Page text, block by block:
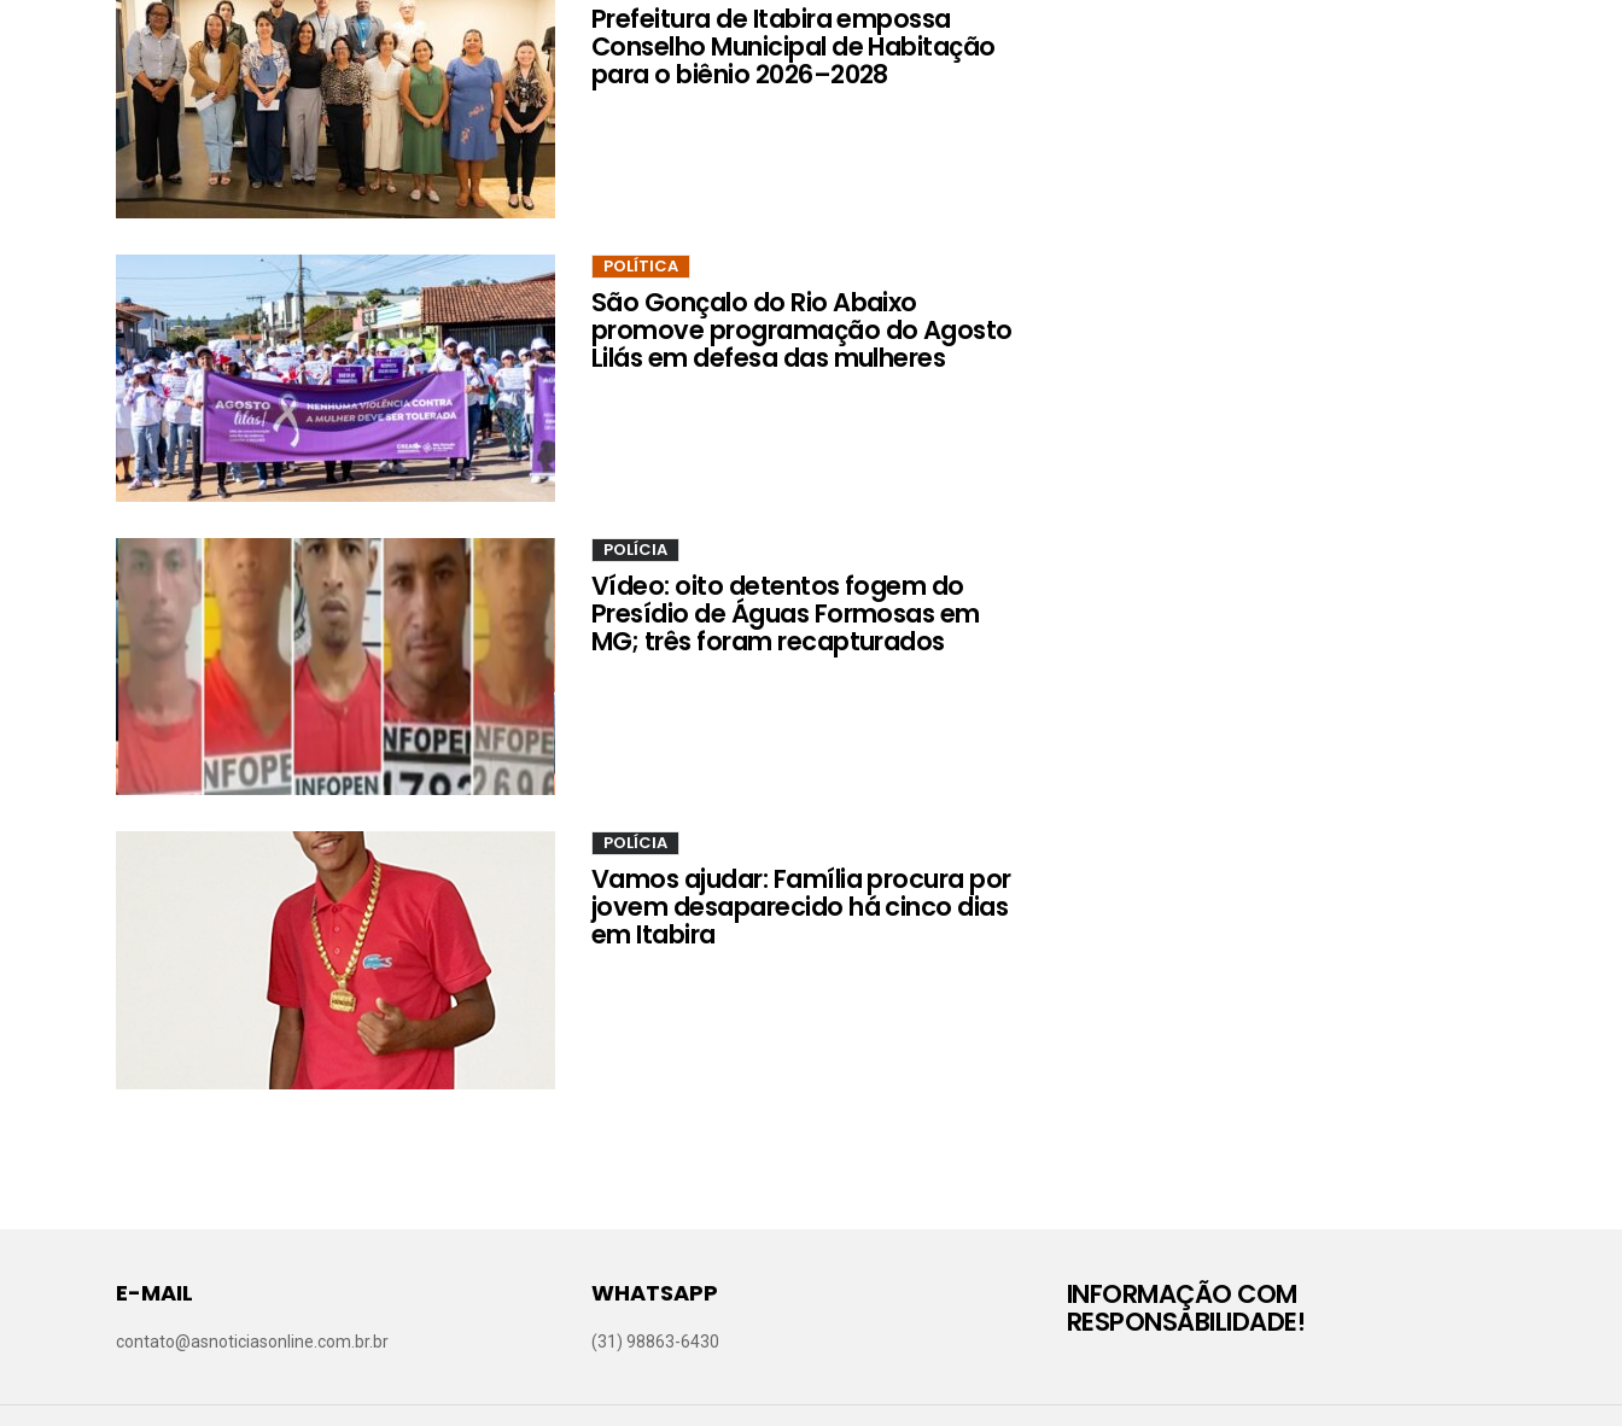
Prefeitura de Itabira empossa
Conselho Municipal de Habitação
para o biênio 2026–2028
POLÍTICA
São Gonçalo do Rio Abaixo
promove programação do Agosto
Lilás em defesa das mulheres
POLÍCIA
Vídeo: oito detentos fogem do
Presídio de Águas Formosas em
MG; três foram recapturados
POLÍCIA
Vamos ajudar: Família procura por
jovem desaparecido há cinco dias
em Itabira
E-MAIL
contato@asnoticiasonline.com.br.br
WHATSAPP
(31) 98863-6430
INFORMAÇÃO COM
RESPONSABILIDADE!